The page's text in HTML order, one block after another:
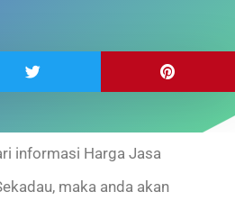
informasi Harga Jasa
maka anda akan